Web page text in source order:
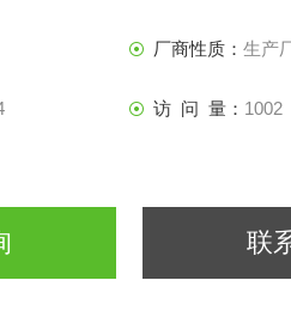
厂商性质： 生产
访 问 量： 1002
联